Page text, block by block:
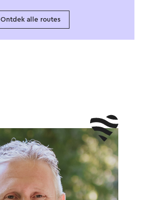
Ontdek alle routes